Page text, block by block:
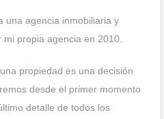
una agencia inmobiliaria y
propia agencia en 2010.
propiedad es una decisión
desde el primer momento
detalle de todos los